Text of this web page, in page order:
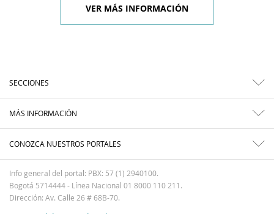
VER MÁS INFORMACIÓN
SECCIONES
MÁS INFORMACIÓN
CONOZCA NUESTROS PORTALES
Info general del portal: PBX: 57 (1) 2940100.
Bogotá 5714444 - Línea Nacional 01 8000 110 211.
Dirección: Av. Calle 26 # 68B-70.